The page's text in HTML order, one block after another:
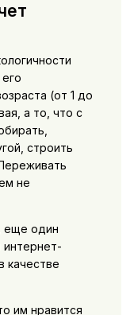
(от 1 до
а то, что с
строить
не
еще один
интернет-
качестве
им нравится